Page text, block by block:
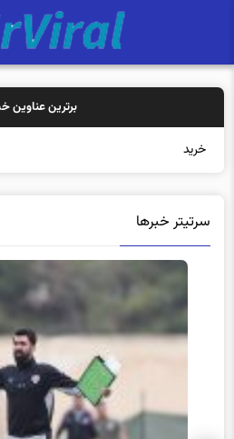
برترین عناوین
خرید بیمه: سن
سرتیتر خبرها